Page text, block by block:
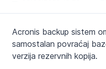
Acronis backup sistem
samostalan povraćaj
verzija rezervnih kopija.